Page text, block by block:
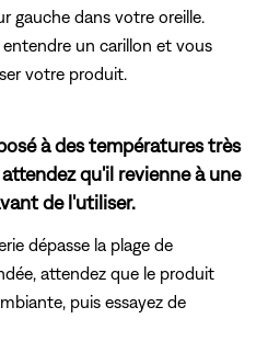
gauche dans votre oreille.
un carillon et vous
votre produit.
à des températures très
qu'il revienne à une
de l'utiliser.
dépasse la plage de
attendez que le produit
puis essayez de